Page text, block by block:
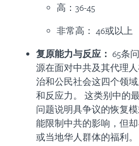
高：36-45
非常高： 46或以上
复原能力与反应： 65条
源在面对中共及其代理
治和公民社会这四个领
和反应力。 这类别中的
问题说明具争议的恢复
能限制中共的影响，但
或当地华人群体的福利。